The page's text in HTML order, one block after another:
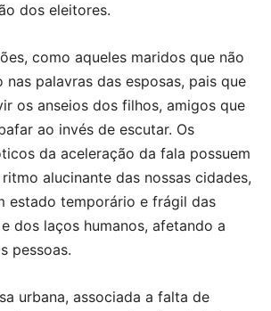
dos eleitores.
como aqueles maridos que não
nas palavras das esposas, pais que
os anseios dos filhos, amigos que
ao invés de escutar. Os
da aceleração da fala possuem
alucinante das nossas cidades,
estado temporário e frágil das
dos laços humanos, afetando a
pessoas.
urbana, associada a falta de